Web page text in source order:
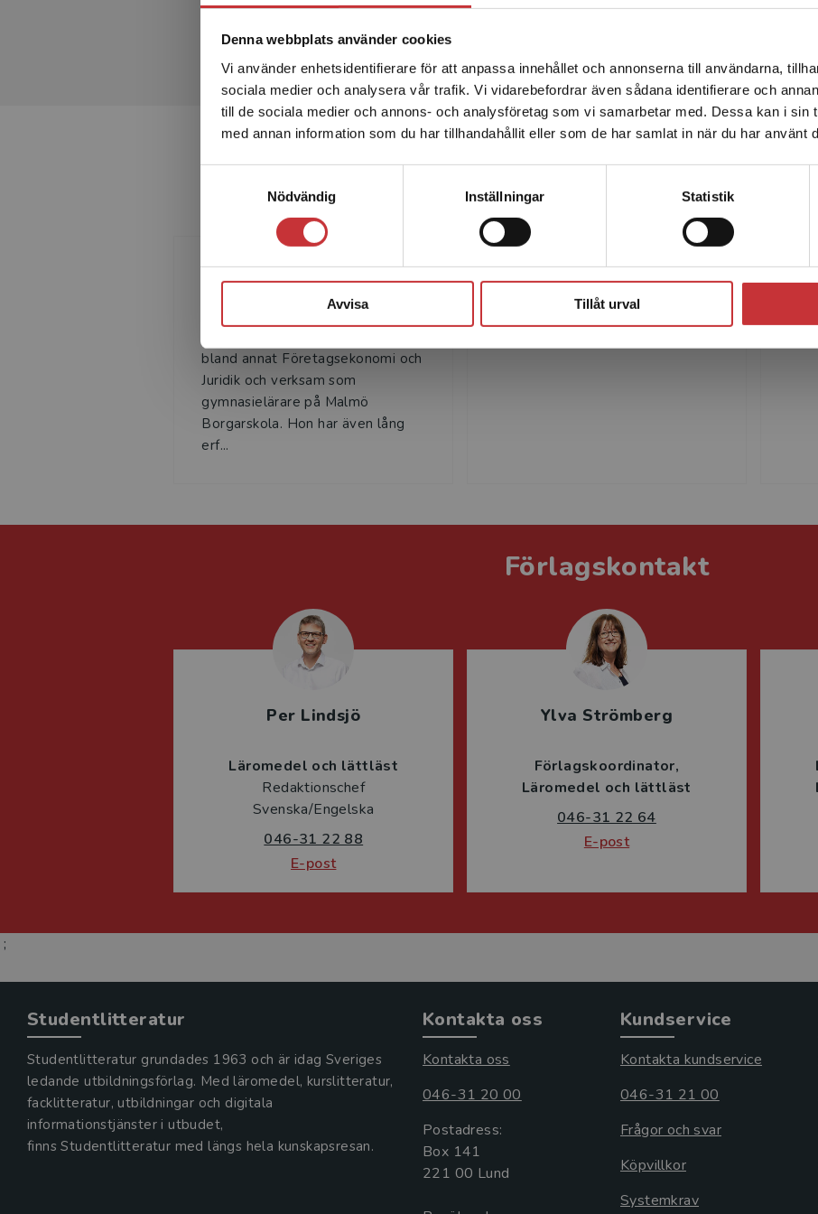
Denna webbplats använder cookies
Vi använder enhetsidentifierare för att anpassa innehållet och annonserna till användarna,
sociala medier och analysera vår trafik. Vi vidarebefordrar även sådana identifierare och
till de sociala medier och annons- och analysföretag som vi samarbetar med. Dessa kan i sin
med annan information som du har tillhandahållit eller som de har samlat in när du har använt
Nödvändig
Inställningar Statistik
Avvisa Tillåt urval
Det verkar som att du besöker studentlitteratur.se via en
enhet utanför Sverige. Vi erbjuder inte leveranser utanför
Sverige. För att kunna slutföra ett köp måste
leveransadressen vara i Sverige.Läs mer
Författare
Maria Fridefors
bland annat Företagsekonomi och
Juridik och verksam som
gymnasielärare på Malmö
Borgarskola. Hon har även lång
erf...
Magnus Eriksson
Förlagskontakt
Per Lindsjö
Läromedel och lättläst
Redaktionschef
Svenska/Engelska
046-31 22 88
E-post
Ylva Strömberg
Förlagskoordinator
Läromedel och lättläst
046-31 22 64
E-post
;
Studentlitteratur
Studentlitteratur grundades 1963 och är idag Sveriges
ledande utbildningsförlag. Med läromedel, kurslitteratur,
facklitteratur, utbildningar och digitala
informationstjänster i utbudet,
finns Studentlitteratur med längs hela kunskapsresan.
Kontakta oss
Kontakta oss
046-31 20 00
Postadress:
Box 141
221 00 Lund
Kundservice
Kontakta kundservice
046-31 21 00
Frågor och svar
Köpvillkor
Systemkrav